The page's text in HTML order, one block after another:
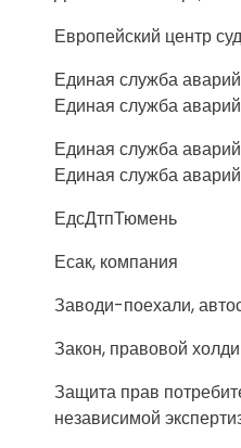
Европейский центр
Единая служба
Единая служба
Единая служба
Единая служба
ЕдсДтпТюмень
Есак, компания
Заводи-поехали,
Закон, правовой
Защита прав
независимой